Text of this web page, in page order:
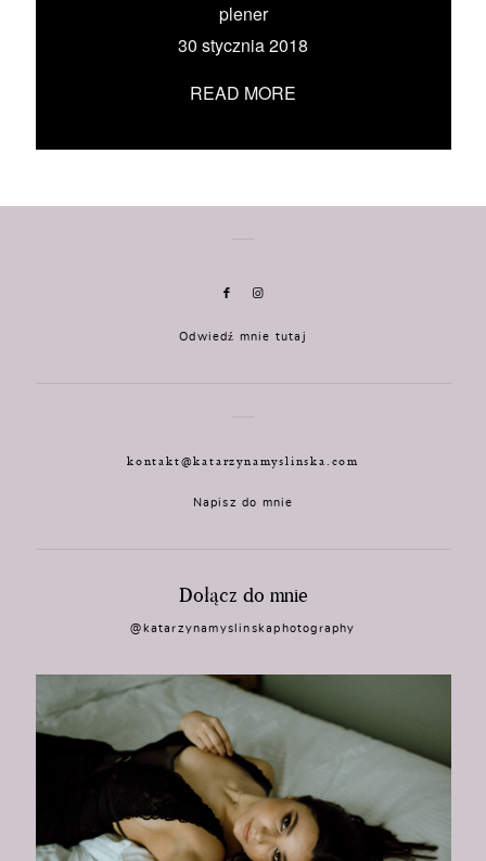
plener
30 stycznia 2018
READ MORE
Odwiedź mnie tutaj
kontakt@katarzynamyslinska.com
Napisz do mnie
Dołącz do mnie
@katarzynamyslinskaphotography